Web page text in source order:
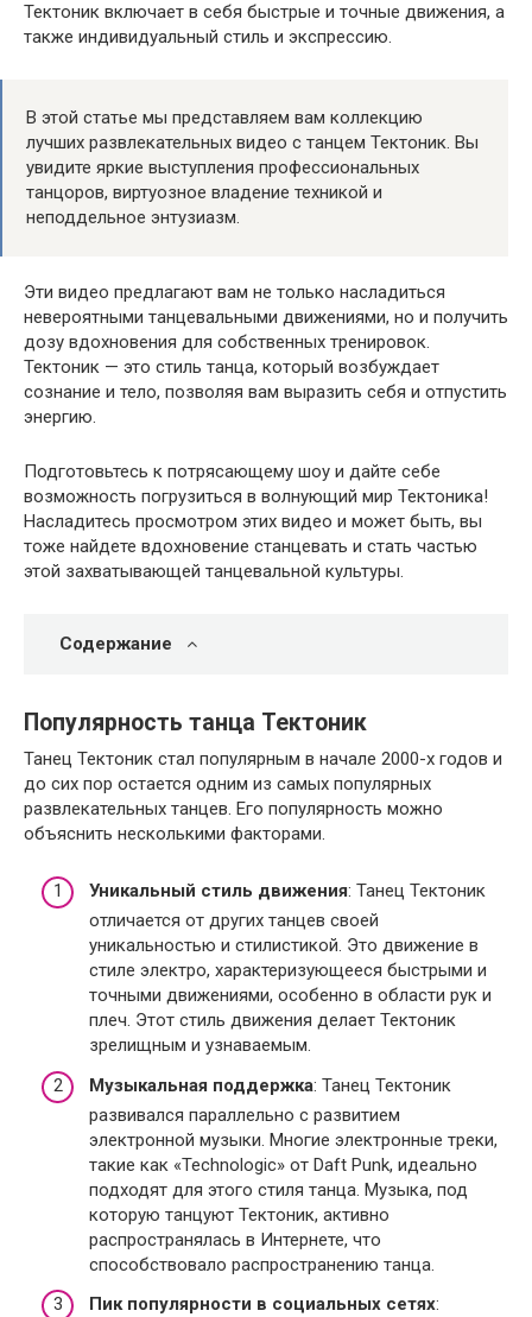
Тектоник включает в себя быстрые и точные движения, а
также индивидуальный стиль и экспрессию.
В этой статье мы представляем вам коллекцию
лучших развлекательных видео с танцем Тектоник. Вы
увидите яркие выступления профессиональных
танцоров, виртуозное владение техникой и
неподдельное энтузиазм.
Эти видео предлагают вам не только насладиться
невероятными танцевальными движениями, но и получить
дозу вдохновения для собственных тренировок.
Тектоник — это стиль танца, который возбуждает
сознание и тело, позволяя вам выразить себя и отпустить
энергию.
Подготовьтесь к потрясающему шоу и дайте себе
возможность погрузиться в волнующий мир Тектоника!
Насладитесь просмотром этих видео и может быть, вы
тоже найдете вдохновение станцевать и стать частью
этой захватывающей танцевальной культуры.
Содержание
Популярность танца Тектоник
Танец Тектоник стал популярным в начале 2000-х годов и
до сих пор остается одним из самых популярных
развлекательных танцев. Его популярность можно
объяснить несколькими факторами.
Уникальный стиль движения: Танец Тектоник
отличается от других танцев своей
уникальностью и стилистикой. Это движение в
стиле электро, характеризующееся быстрыми и
точными движениями, особенно в области рук и
плеч. Этот стиль движения делает Тектоник
зрелищным и узнаваемым.
Музыкальная поддержка: Танец Тектоник
развивался параллельно с развитием
электронной музыки. Многие электронные треки,
такие как «Technologic» от Daft Punk, идеально
подходят для этого стиля танца. Музыка, под
которую танцуют Тектоник, активно
распространялась в Интернете, что
способствовало распространению танца.
Пик популярности в социальных сетях: